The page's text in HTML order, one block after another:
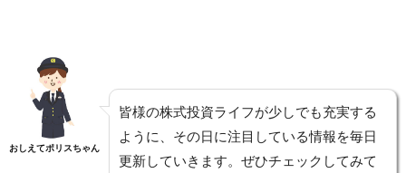
おしえてポリスちゃん
皆様の株式投資ライフが少しでも充実する
ように、その日に注目している情報を毎日
更新していきます。ぜひチェックしてみて